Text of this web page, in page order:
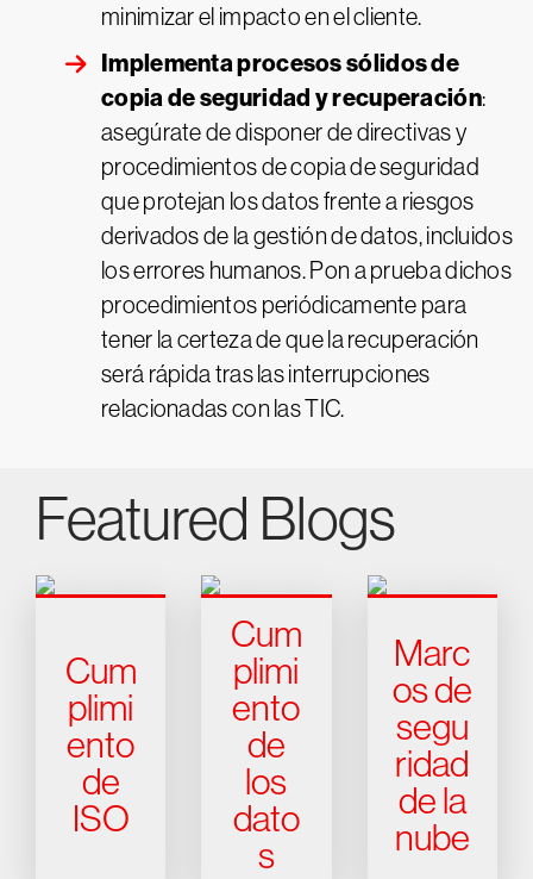
minimizar el impacto en el cliente.
Implementa procesos sólidos de
copia de seguridad y recuperación:
asegúrate de disponer de directivas y
procedimientos de copia de seguridad
que protejan los datos frente a riesgos
derivados de la gestión de datos, incluidos
los errores humanos. Pon a prueba dichos
procedimientos periódicamente para
tener la certeza de que la recuperación
será rápida tras las interrupciones
relacionadas con las TIC.
Featured Blogs
Cum
plimi
ento
de
ISO
Cum
plimi
ento
de
los
dato
s
Marc
os de
segu
ridad
de la
nube